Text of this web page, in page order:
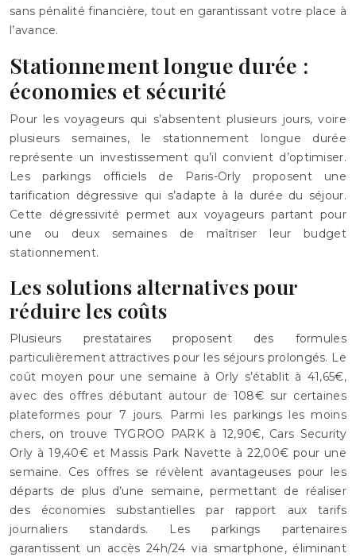
sans pénalité financière, tout en garantissant votre place à
l’avance.
Stationnement longue durée :
économies et sécurité
Pour les voyageurs qui s’absentent plusieurs jours, voire
plusieurs semaines, le stationnement longue durée
représente un investissement qu’il convient d’optimiser.
Les parkings officiels de Paris-Orly proposent une
tarification dégressive qui s’adapte à la durée du séjour.
Cette dégressivité permet aux voyageurs partant pour
une ou deux semaines de maîtriser leur budget
stationnement.
Les solutions alternatives pour
réduire les coûts
Plusieurs prestataires proposent des formules
particulièrement attractives pour les séjours prolongés. Le
coût moyen pour une semaine à Orly s’établit à 41,65€,
avec des offres débutant autour de 108€ sur certaines
plateformes pour 7 jours. Parmi les parkings les moins
chers, on trouve TYGROO PARK à 12,90€, Cars Security
Orly à 19,40€ et Massis Park Navette à 22,00€ pour une
semaine. Ces offres se révèlent avantageuses pour les
départs de plus d’une semaine, permettant de réaliser
des économies substantielles par rapport aux tarifs
journaliers standards. Les parkings partenaires
garantissent un accès 24h/24 via smartphone, éliminant